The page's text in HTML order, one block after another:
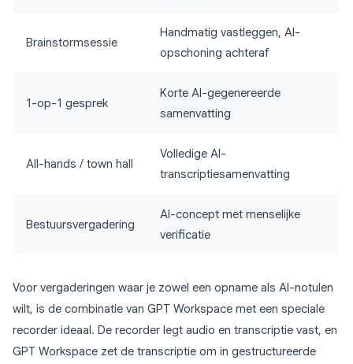
Brainstormsessie
Handmatig vastleggen, AI-
opschoning achteraf
1-op-1 gesprek
Korte AI-gegenereerde
samenvatting
All-hands / town hall
Volledige AI-
transcriptiesamenvatting
Bestuursvergadering
AI-concept met menselijke
verificatie
Voor vergaderingen waar je zowel een opname als AI-notulen
wilt, is de combinatie van GPT Workspace met een speciale
recorder ideaal. De recorder legt audio en transcriptie vast, en
GPT Workspace zet de transcriptie om in gestructureerde